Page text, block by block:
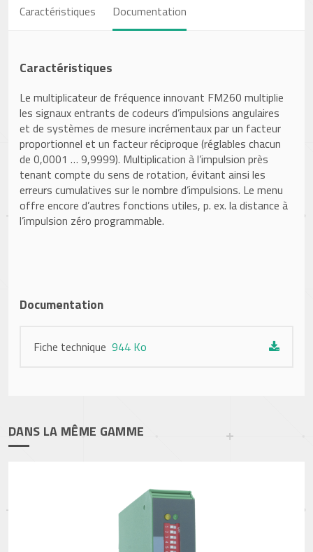
Caractéristiques Documentation
Caractéristiques
Le multiplicateur de fréquence innovant FM260 multiplie
les signaux entrants de codeurs d’impulsions angulaires
et de systèmes de mesure incrémentaux par un facteur
proportionnel et un facteur réciproque (réglables chacun
de 0,0001 … 9,9999). Multiplication à l’impulsion près
tenant compte du sens de rotation, évitant ainsi les
erreurs cumulatives sur le nombre d’impulsions. Le menu
offre encore d’autres fonctions utiles, p. ex. la distance à
l’impulsion zéro programmable.
Documentation
Fiche technique 944 Ko
DANS LA MÊME GAMME